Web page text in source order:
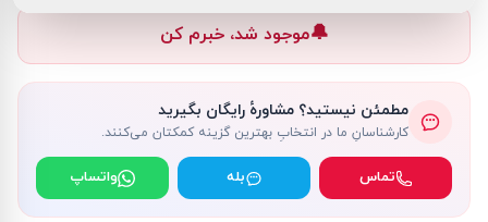
🔔موجود شد، خبرم کن
مطمئن نیستید؟ مشاورهٔ رایگان بگیرید
کارشناسانِ ما در انتخابِ بهترین گزینه کمکتان می‌کنند.
تماس بله واتساپ